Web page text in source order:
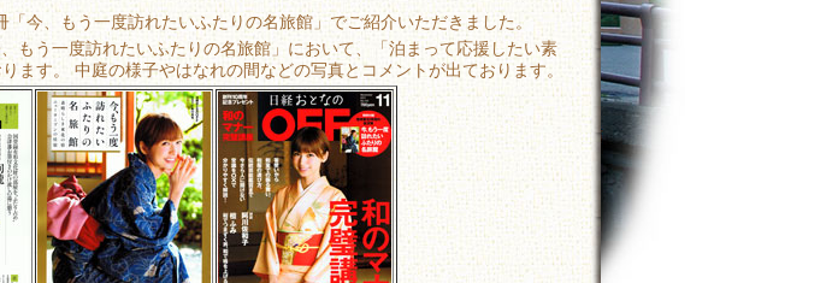
今、もう一度訪れたいふたりの名旅館」でご紹介いただきました。
もう一度訪れたいふたりの名旅館」において、「泊まって応援したい素
ます。 中庭の様子やはなれの間などの写真とコメントが出ております。